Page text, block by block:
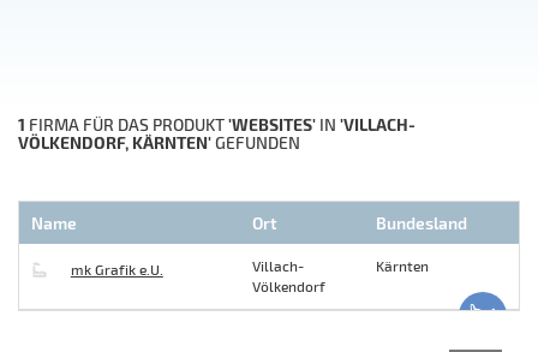
1 FIRMA FÜR DAS PRODUKT'WEBSITES' IN 'VILLACH-
VÖLKENDORF, KÄRNTEN'GEFUNDEN
Name Ort Bundesland
mk Grafik e.U.
Villach-
Völkendorf
Kärnten